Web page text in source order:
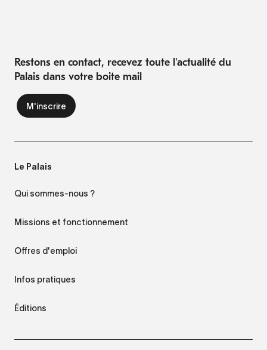
Restons en contact, recevez toute l'actualité du
Palais dans votre boite mail
Le Palais
Qui sommes-nous ?
Missions et fonctionnement
Offres d'emploi
Infos pratiques
Éditions